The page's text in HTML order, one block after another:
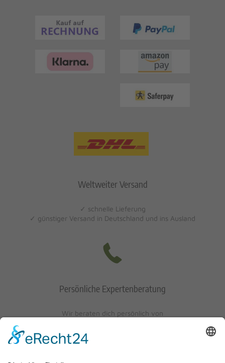
Weltweiter Versand
✓ schnelle Lieferung
✓ günstiger Versand in Deutschland und ins Ausland
Persönliche Expertenberatung
Wir beraten dich persönlich von
0621/405401-10